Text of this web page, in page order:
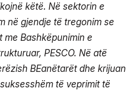
këtë. Në sektorin e
në gjendje të tregonim se
me Bashkëpunimin e
PESCO. Në atë
BEanëtarët dhe krijuan
të veprimit të